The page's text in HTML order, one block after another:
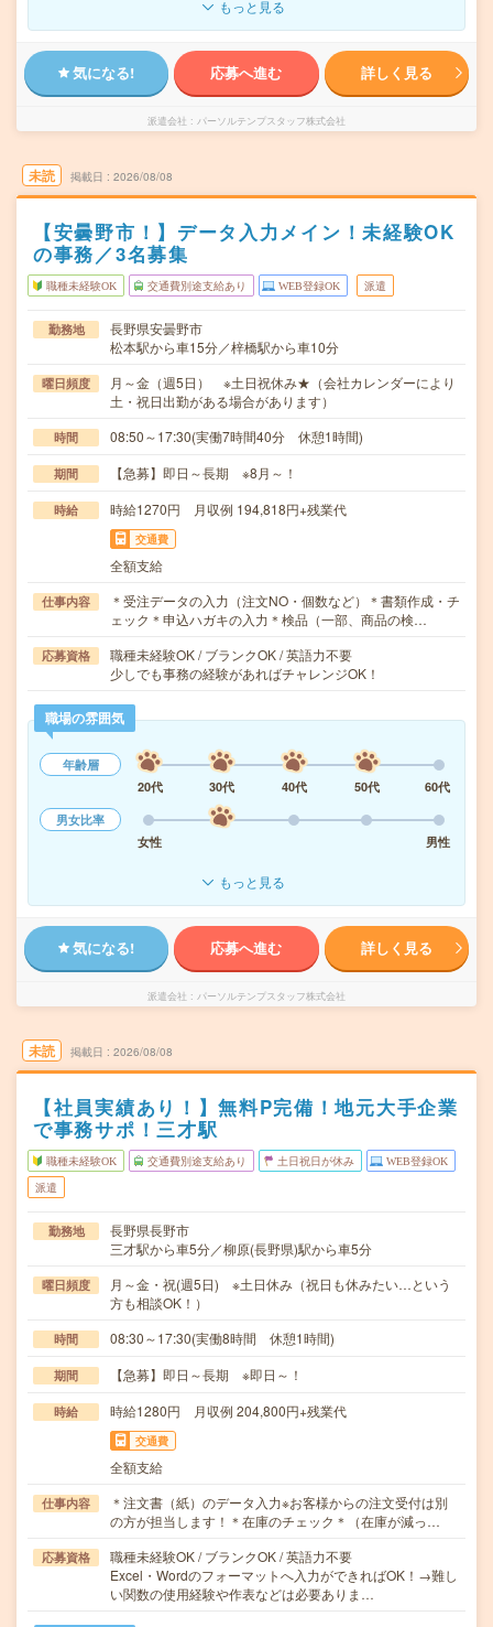
もっと見る
気になる! 応募へ進む 詳しく見る
派遣会社 パーソルテンプスタッフ株式会社
未読 掲載日 2026/08/08
【安曇野市！】データ入力メイン！未経験OK
の事務／3名募集
職種未経験OK 交通費別途支給あり WEB登録OK 派遣
勤務地
長野県安曇野市
松本駅から車15分／梓橋駅から車10分
曜日頻度
月～金（週5日） ※土日祝休み★（会社カレンダーにより
土・祝日出勤がある場合があります）
時間 08:50～17:30(実働7時間40分 休憩1時間)
期間 【急募】即日～長期 ※8月～！
時給 時給1270円 月収例 194,818円+残業代
交通費
全額支給
仕事内容
＊受注データの入力（注文NO・個数など）＊書類作成・チ
ェック＊申込ハガキの入力＊検品（一部、商品の検…
応募資格
職種未経験OK / ブランクOK / 英語力不要
少しでも事務の経験があればチャレンジOK！
職場の雰囲気
年齢層
20代
30代 40代 50代
60代
男女比率
女性
男性
もっと見る
気になる! 応募へ進む 詳しく見る
派遣会社 パーソルテンプスタッフ株式会社
未読 掲載日 2026/08/08
【社員実績あり！】無料P完備！地元大手企業
で事務サポ！三才駅
職種未経験OK 交通費別途支給あり 土日祝日が休み WEB登録OK
派遣
勤務地
長野県長野市
三才駅から車5分／柳原(長野県)駅から車5分
曜日頻度
月～金・祝(週5日) ※土日休み（祝日も休みたい…という
方も相談OK！）
時間 08:30～17:30(実働8時間 休憩1時間)
期間 【急募】即日～長期 ※即日～！
時給 時給1280円 月収例 204,800円+残業代
交通費
全額支給
仕事内容
＊注文書（紙）のデータ入力※お客様からの注文受付は別
の方が担当します！＊在庫のチェック＊（在庫が減っ…
応募資格
職種未経験OK / ブランクOK / 英語力不要
Excel・Wordのフォーマットへ入力ができればOK！→難し
い関数の使用経験や作表などは必要ありま…